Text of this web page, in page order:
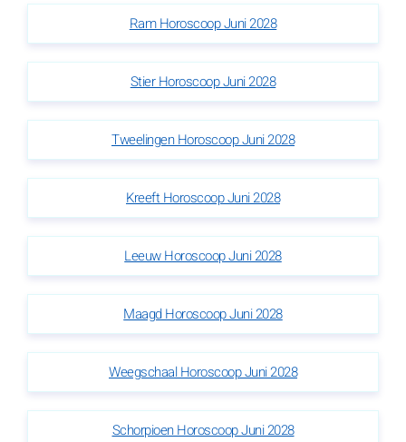
Ram Horoscoop Juni 2028
Stier Horoscoop Juni 2028
Tweelingen Horoscoop Juni 2028
Kreeft Horoscoop Juni 2028
Leeuw Horoscoop Juni 2028
Maagd Horoscoop Juni 2028
Weegschaal Horoscoop Juni 2028
Schorpioen Horoscoop Juni 2028